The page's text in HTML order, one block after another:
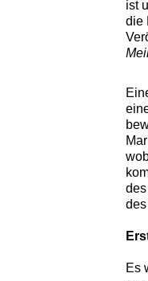
ist
die
Es